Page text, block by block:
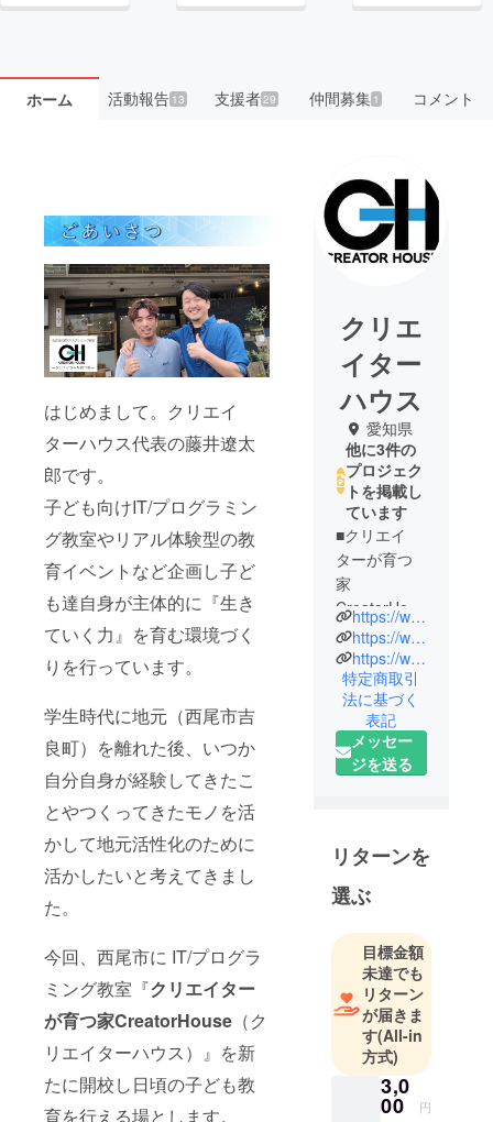
ホーム 活動報告13 支援者 29 仲間募集 1 コメント
はじめまして。クリエイ
ターハウス代表の藤井遼太
郎です。
子ども向けIT/プログラミン
グ教室やリアル体験型の教
育イベントなど企画し子ど
も達自身が主体的に『生き
ていく力』を育む環境づく
りを行っています。
学生時代に地元（西尾市吉
良町）を離れた後、いつか
自分自身が経験してきたこ
とやつくってきたモノを活
かして地元活性化のために
活かしたいと考えてきまし
た。
今回、西尾市に IT/プログラ
ミング教室『クリエイター
が育つ家CreatorHouse （ク
リエイターハウス）』を新
たに開校し日頃の子ども教
育を行える場とします。
クリエ
イター
ハウス
愛知県
他に3件の
プロジェク
トを掲載し
ています
■クリエイ
ターが育つ
家
CreatorHous
e
これまでの
取り組み
＞環境づく
り（教室・
施設・サー
ビスなど）
GUILD
・子ども大
学 探求ラボ
もっと楽し
く 学習ギル
ド
・新しいカ
タチの学校
づくり
＞協働企画
https://www.creatorhouse.net/
https://www.instagram.com/creatorhouse_edu
https://www.instagram.com/gakusyuguild/
特定商取引
法に基づく
表記
メッセー
ジを送る
リターンを
選ぶ
目標金額
未達でも
リターン
が届きま
す(All-in
方式)
3,0
00 円